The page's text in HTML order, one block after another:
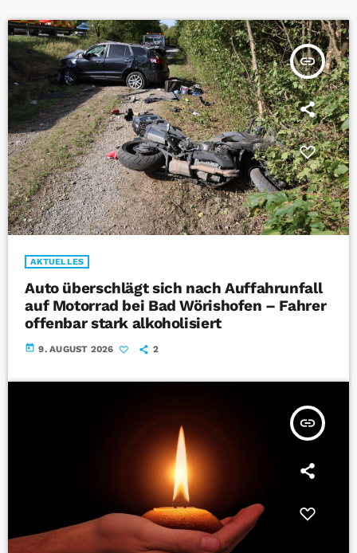
insert_link
AKTUELLES
Auto überschlägt sich nach Auffahrunfall
auf Motorrad bei Bad Wörishofen – Fahrer
offenbar stark alkoholisiert
today 9. AUGUST 2026 2
insert_link